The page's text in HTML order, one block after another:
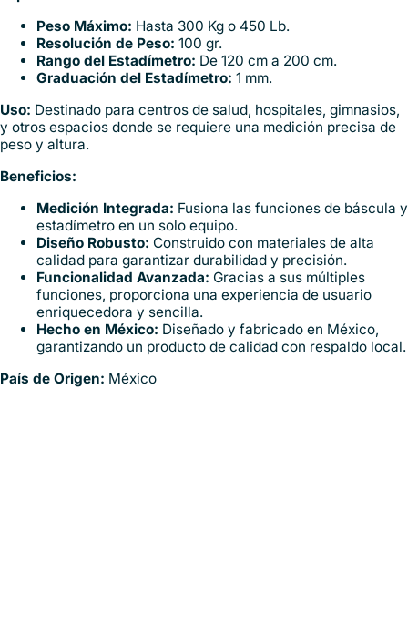
Peso Máximo: Hasta 300 Kg o 450 Lb.
Resolución de Peso: 100 gr.
Rango del Estadímetro: De 120 cm a 200 cm.
Graduación del Estadímetro: 1 mm.
Uso: Destinado para centros de salud, hospitales, gimnasios,
y otros espacios donde se requiere una medición precisa de
peso y altura.
Beneficios:
Medición Integrada: Fusiona las funciones de báscula y
estadímetro en un solo equipo.
Diseño Robusto: Construido con materiales de alta
calidad para garantizar durabilidad y precisión.
Funcionalidad Avanzada: Gracias a sus múltiples
funciones, proporciona una experiencia de usuario
enriquecedora y sencilla.
Hecho en México: Diseñado y fabricado en México,
garantizando un producto de calidad con respaldo local.
País de Origen: México